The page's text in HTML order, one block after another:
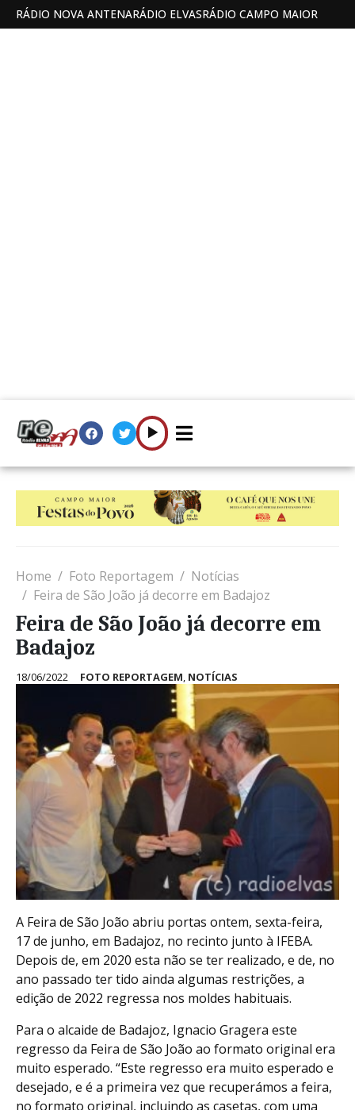
RÁDIO NOVA ANTENARÁDIO ELVASRÁDIO CAMPO MAIOR
Home Foto Reportagem
Notícias
Feira de São João já decorre em Badajoz
Feira de São João já decorre em
Badajoz
18/06/2022 FOTO REPORTAGEM, NOTÍCIAS
A Feira de São João abriu portas ontem, sexta-feira,
17 de junho, em Badajoz, no recinto junto à IFEBA.
Depois de, em 2020 esta não se ter realizado, e de, no
ano passado ter tido ainda algumas restrições, a
edição de 2022 regressa nos moldes habituais.
Para o alcaide de Badajoz, Ignacio Gragera este
regresso da Feira de São João ao formato original era
muito esperado. “Este regresso era muito esperado e
desejado, e é a primeira vez que recuperámos a feira,
no formato original, incluindo as casetas, com uma